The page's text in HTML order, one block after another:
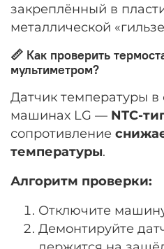
закреплённый в
металлической
📏 Как проверить
мультиметром?
Датчик температуры в
машинах LG — NTC-
сопротивление
температуры.
Алгоритм проверки:
Отключите
Демонтируйте